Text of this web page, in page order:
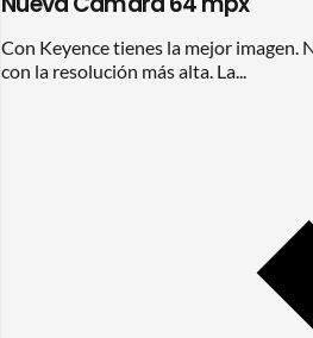
Con Keyence tienes la mejor imagen.
con la resolución más alta. La...